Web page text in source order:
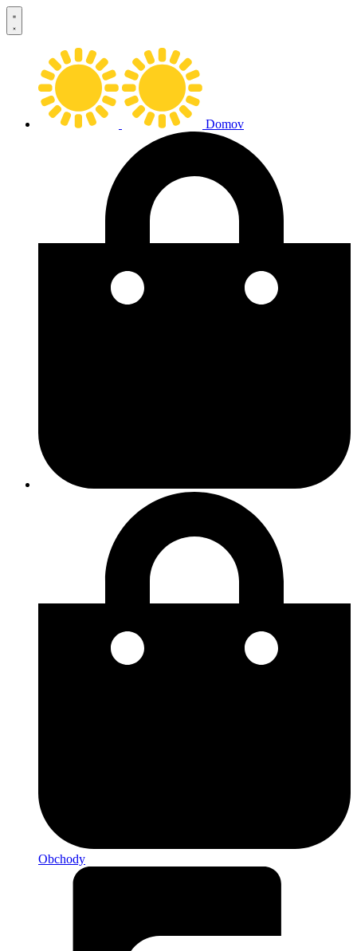
Preskočiť
na
Domov
Obchody